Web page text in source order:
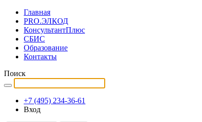
Главная
PRO.ЭЛКОД
КонсультантПлюс
СБИС
Образование
Контакты
Поиск
+7 (495) 234-36-61
Вход